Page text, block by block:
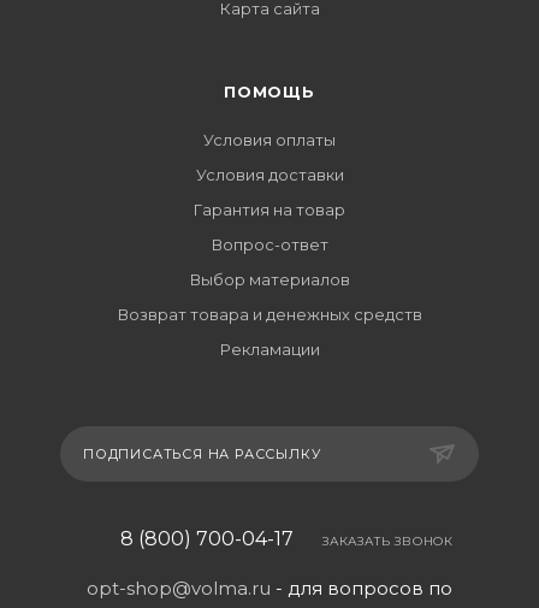
Карта сайта
ПОМОЩЬ
Условия оплаты
Условия доставки
Гарантия на товар
Вопрос-ответ
Выбор материалов
Возврат товара и денежных средств
Рекламации
ПОДПИСАТЬСЯ НА РАССЫЛКУ
8 (800) 700-04-17 ЗАКАЗАТЬ ЗВОНОК
opt-shop@volma.ru - для вопросов по